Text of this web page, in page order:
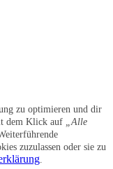
zu optimieren und dir
dem Klick auf „Alle
zuzulassen oder sie zu
.